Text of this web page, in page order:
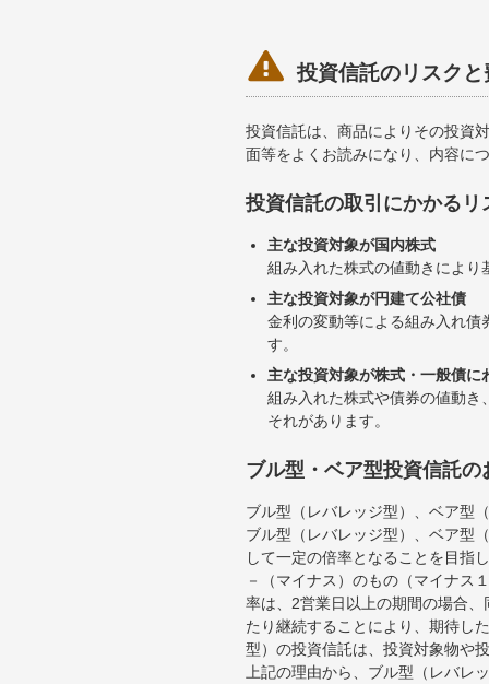
 投資信託のリスク
投資信託は、商品によりその投資
面等をよくお読みになり、内容に
投資信託の取引にかかるリ
主な投資対象が国内株式
組み入れた株式の値動きによ
主な投資対象が円建て公社債
金利の変動等による組み入れ
す。
主な投資対象が株式・一般債
組み入れた株式や債券の値動
それがあります。
ブル型・ベア型投資信託
ブル型（レバレッジ型）、ベア型
ブル型（レバレッジ型）、ベア型
して一定の倍率となることを目指
－（マイナス）のもの（マイナス
率は、2営業日以上の期間の場合
たり継続することにより、期待し
型）の投資信託は、投資対象物や
上記の理由から、ブル型（レバレ